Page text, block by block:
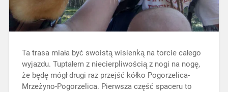
Ta trasa miała być swoistą wisienką na torcie całego
wyjazdu. Tuptałem z niecierpliwością z nogi na nogę,
że będę mógł drugi raz przejść kółko Pogorzelica-
Mrzeżyno-Pogorzelica. Pierwsza część spaceru to